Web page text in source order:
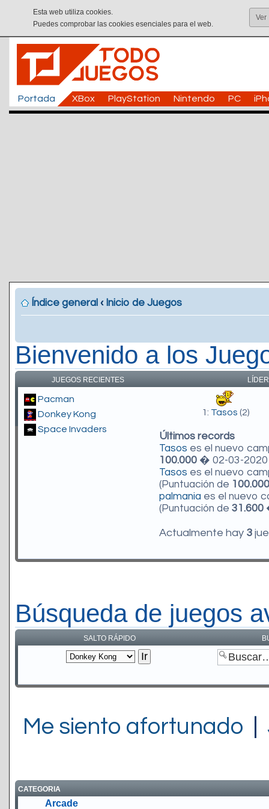
Esta web utiliza cookies.
Puedes comprobar las cookies esenciales para el web.
Ver
Portada XBox PlayStation Nintendo PC
Índice general ‹ Inicio de Juegos
Bienvenido a los
JUEGOS RECIENTES
Pacman
Donkey Kong
Space Invaders
1: Tasos (2)
Últimos records
Tasos es el nuevo
100.000 � 02-03-2020
Tasos es el nuevo
(Puntuación de 100.000
palmania es el nuevo
(Puntuación de 31.600
Actualmente hay 3
Búsqueda de juegos
SALTO RÁPIDO
Me siento afortunado
CATEGORIA
Arcade